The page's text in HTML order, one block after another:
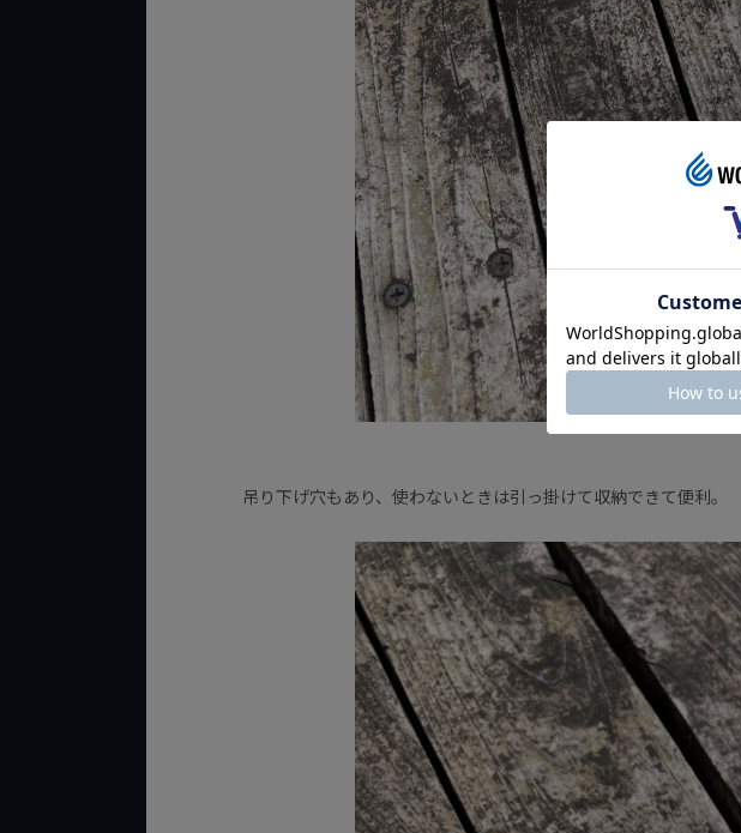
吊り下げ穴もあり、使わないときは引っ掛けて収納できて便利。